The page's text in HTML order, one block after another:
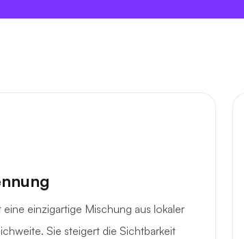
einzigartige Mischung aus lokaler
Sie steigert die Sichtbarkeit